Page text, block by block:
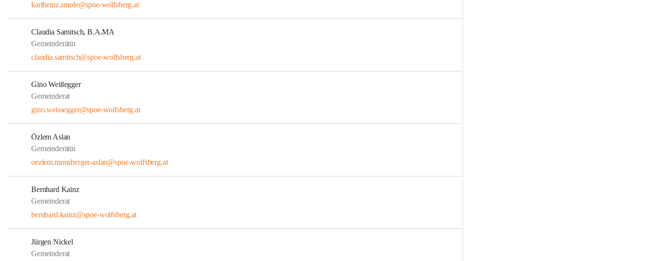
karlheinz.smole@spoe-wolfsberg.at
Claudia Samitsch, B.A.MA
Gemeinderätin
claudia.samitsch@spoe-wolfsberg.at
Gino Weißegger
Gemeinderat
gino.weissegger@spoe-wolfsberg.at
Özlem Aslan
Gemeinderätin
oezlem.monsberger-aslan@spoe-wolfsberg.at
Bernhard Kainz
Gemeinderat
bernhard.kainz@spoe-wolfsberg.at
Jürgen Nickel
Gemeinderat